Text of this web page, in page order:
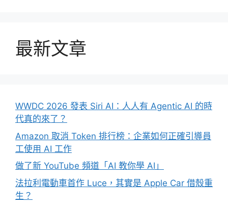
最新文章
WWDC 2026 發表 Siri AI：人人有 Agentic AI 的時
代真的來了？
Amazon 取消 Token 排行榜：企業如何正確引導員
工使用 AI 工作
做了新 YouTube 頻道「AI 教你學 AI」
法拉利電動車首作 Luce，其實是 Apple Car 借殼重
生？